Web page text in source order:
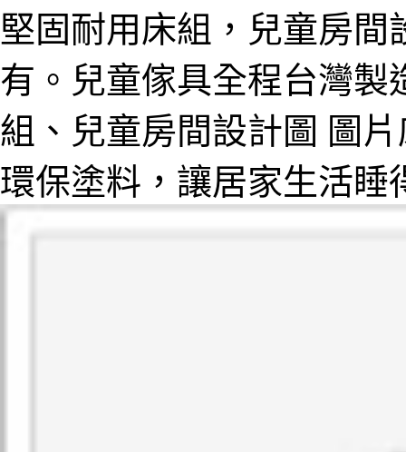
堅固耐用床組，兒童房
有。兒童傢具全程台灣製
組、兒童房間設計圖 圖
環保塗料，讓居家生活睡